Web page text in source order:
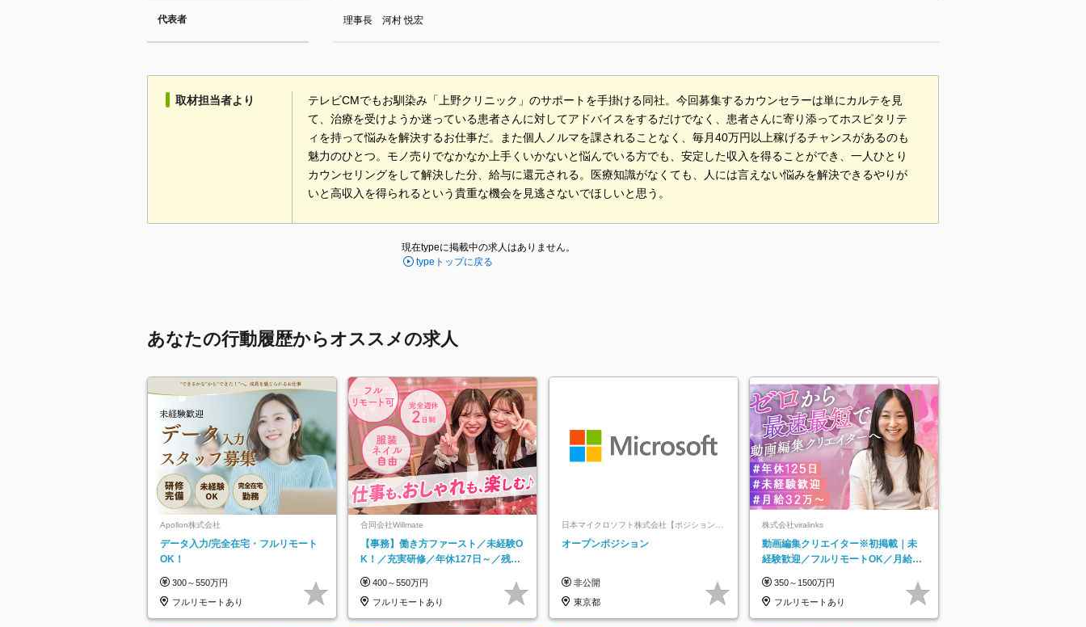
代表者 理事長 河村 悦宏
取材担当者より
テレビCMでもお馴染み「上野クリニック」のサポートを手掛ける同社。今回募集するカウンセラーは単にカルテを見
て、治療を受けようか迷っている患者さんに対してアドバイスをするだけでなく、患者さんに寄り添ってホスピタリテ
ィを持って悩みを解決するお仕事だ。また個人ノルマを課されることなく、毎月40万円以上稼げるチャンスがあるのも
魅力のひとつ。モノ売りでなかなか上手くいかないと悩んでいる方でも、安定した収入を得ることができ、一人ひとり
カウンセリングをして解決した分、給与に還元される。医療知識がなくても、人には言えない悩みを解決できるやりが
いと高収入を得られるという貴重な機会を見逃さないでほしいと思う。
現在typeに掲載中の求人はありません。
typeトップに戻る
あなたの行動履歴からオススメの求人
Apollon株式会社
データ入力/完全在宅・フルリモート
OK！
300～550万円
フルリモートあり
合同会社Willmate
【事務】働き方ファースト／未経験O
K！／充実研修／年休127日～／残業
400～550万円
フルリモートあり
日本マイクロソフト株式会社【ポジションマ
ッチ登録】
オープンポジション
非公開
東京都
株式会社viralinks
動画編集クリエイター※初掲載｜未
経験歓迎／フルリモートOK／月給32
350～1500万円
フルリモートあり